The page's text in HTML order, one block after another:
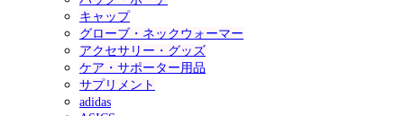
キャップ
グローブ・ネックウォーマー
アクセサリー・グッズ
ケア・サポーター用品
サプリメント
adidas